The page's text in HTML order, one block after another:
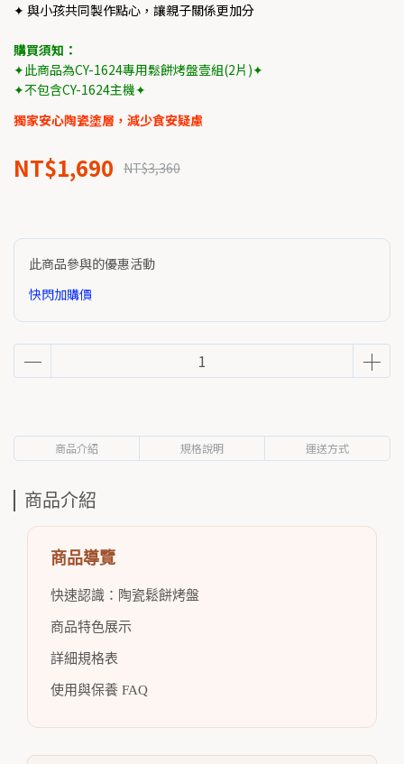
✦ 與小孩共同製作點心，讓親子關係更加分
購買須知：
✦此商品為CY-1624專用鬆餅烤盤壹組(2片)✦
✦不包含CY-1624主機✦
獨家安心陶瓷塗層，減少食安疑慮
NT$1,690 NT$3,360
此商品參與的優惠活動
快閃加購價
商品介紹 規格說明 運送方式
商品介紹
商品導覽
快速認識：陶瓷鬆餅烤盤
商品特色展示
詳細規格表
使用與保養 FAQ